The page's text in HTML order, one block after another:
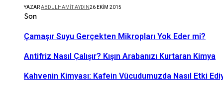
YAZARABDULHAMIT AYDIN26 EKIM 2015
Son
Çamaşır Suyu Gerçekten Mikropları Yok Eder mi?
Antifriz Nasıl Çalışır? Kışın Arabanızı Kurtaran Kimya
Kahvenin Kimyası: Kafein Vücudumuzda Nasıl Etki